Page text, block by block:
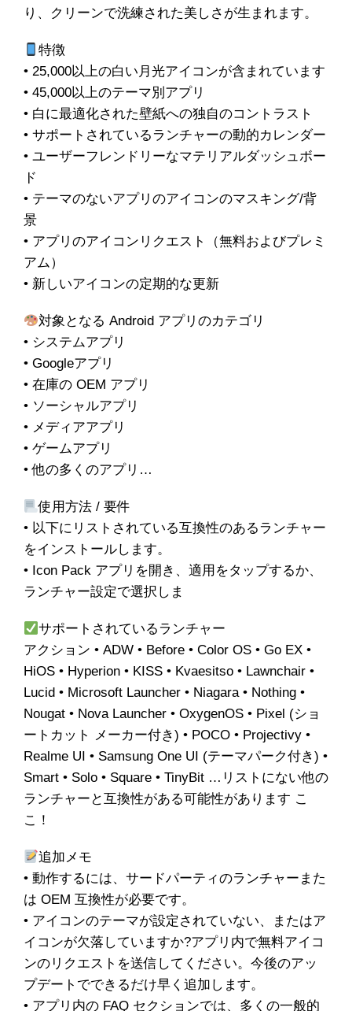
り、クリーンで洗練された美しさが生まれます。
特徴
• 25,000以上の白い月光アイコンが含まれています
• 45,000以上のテーマ別アプリ
• 白に最適化された壁紙への独自のコントラスト
• サポートされているランチャーの動的カレンダー
• ユーザーフレンドリーなマテリアルダッシュボー
ド
• テーマのないアプリのアイコンのマスキング/背
景
• アプリのアイコンリクエスト（無料およびプレミ
アム）
• 新しいアイコンの定期的な更新
対象となる Android アプリのカテゴリ
• システムアプリ
• Googleアプリ
• 在庫の OEM アプリ
• ソーシャルアプリ
• メディアアプリ
• ゲームアプリ
• 他の多くのアプリ…
使用方法 / 要件
• 以下にリストされている互換性のあるランチャー
をインストールします。
• Icon Pack アプリを開き、適用をタップするか、
ランチャー設定で選択しま
サポートされているランチャー
アクション • ADW • Before • Color OS • Go EX •
HiOS • Hyperion • KISS • Kvaesitso • Lawnchair •
Lucid • Microsoft Launcher • Niagara • Nothing •
Nougat • Nova Launcher • OxygenOS • Pixel (ショ
ートカット メーカー付き) • POCO • Projectivy •
Realme UI • Samsung One UI (テーマパーク付き) •
Smart • Solo • Square • TinyBit …リストにない他の
ランチャーと互換性がある可能性があります こ
こ！
追加メモ
• 動作するには、サードパーティのランチャーまた
は OEM 互換性が必要です。
• アイコンのテーマが設定されていない、またはア
イコンが欠落していますか?アプリ内で無料アイコ
ンのリクエストを送信してください。今後のアッ
プデートでできるだけ早く追加します。
• アプリ内の FAQ セクションでは、多くの一般的